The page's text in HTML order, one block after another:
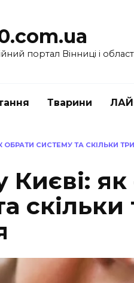
портал Вінниці і
Тварини
ОБРАТИ СИСТЕМУ ТА СКІЛЬКИ
Києві:
скільки